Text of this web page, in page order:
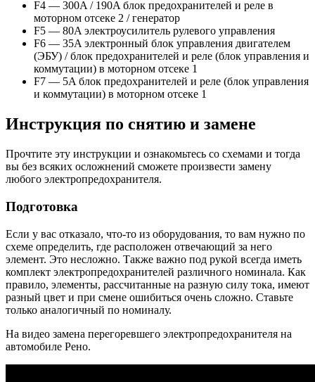
F4 — 300A / 190A блок предохранителей и реле в
моторном отсеке 2 / генератор
F5 — 80A электроусилитель рулевого управления
F6 — 35A электронный блок управления двигателем
(ЭБУ) / блок предохранителей и реле (блок управления и
коммутации) в моторном отсеке 1
F7 — 5A блок предохранителей и реле (блок управления
и коммутации) в моторном отсеке 1
Инструкция по снятию и замене
Прочтите эту инструкции и ознакомьтесь со схемами и тогда
вы без всяких осложнений сможете произвести замену
любого электропредохранителя.
Подготовка
Если у вас отказало, что-то из оборудования, то вам нужно по
схеме определить, где расположен отвечающий за него
элемент. Это несложно. Также важно под рукой всегда иметь
комплект электропредохранителей различного номинала. Как
правило, элементы, рассчитанные на разную силу тока, имеют
разный цвет и при смене ошибиться очень сложно. Ставьте
только аналогичный по номиналу.
На видео замена перегоревшего электропредохранителя на
автомобиле Рено.